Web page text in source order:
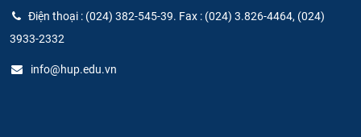
Điện thoại : (024) 382-545-39. Fax : (024) 3.826-4464, (024)
3933-2332
info@hup.edu.vn